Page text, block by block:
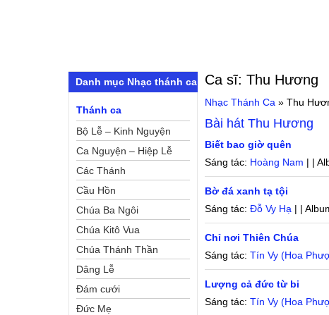
Ca sĩ:Thu Hương
Nhạc Thánh Ca »Thu
Bài hátThu Hương
Biết bao giờ quên
Sáng tác: Hoàng Nam | |
Bờ đá xanh tạ tội
Sáng tác:Đỗ Vy Hạ | |
Chỉ nơi Thiên Chúa
Sáng tác:Tín Vy (Hoa
Lượng cả đức từ bi
Sáng tác:Tín Vy (Hoa
Danh mục Nhạc thánh ca
Thánh ca
Bộ Lễ – Kinh Nguyện
Ca Nguyện – Hiệp Lễ
Các Thánh
Cầu Hồn
Chúa Ba Ngôi
Chúa Kitô Vua
Chúa Thánh Thần
Dâng Lễ
Đám cưới
Đức Mẹ